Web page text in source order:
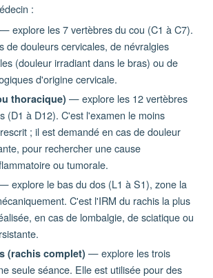
:
— explore les 7 vertèbres du cou (C1 à C7).
de douleurs cervicales, de névralgies
(douleur irradiant dans le bras) ou de
d'origine cervicale.
thoracique) — explore les 12 vertèbres
(D1 à D12). C'est l'examen le moins
; il est demandé en cas de douleur
pour rechercher une cause
ou tumorale.
explore le bas du dos (L1 à S1), zone la
C'est l'IRM du rachis la plus
en cas de lombalgie, de sciatique ou
(rachis complet) — explore les trois
seule séance. Elle est utilisée pour des